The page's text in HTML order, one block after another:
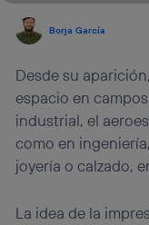
Borja García
Desde su
espacio en
industrial, el
como en
joyería o calzado,
La idea de la